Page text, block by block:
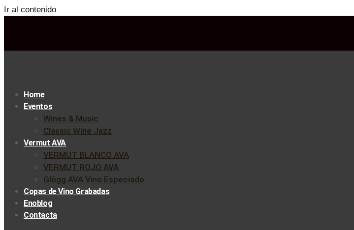
Ir al contenido
Home
Eventos
Wines & Music
Classic Wine Jazz
Vermut AVA
VERMUT BLANCO AVA
VERMUT ROJO AVA
Glögg AVA Vino Especiado
Copas de Vino Grabadas
Enoblog
Contacta